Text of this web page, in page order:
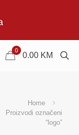
0
0.00 KM
Home
Proizvodi označeni
“logo”